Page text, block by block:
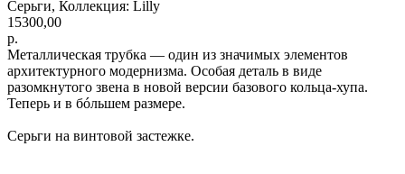
Серьги, Коллекция: Lilly
15300,00
р.
Металлическая трубка — один из значимых элементов
архитектурного модернизма. Особая деталь в виде
разомкнутого звена в новой версии базового кольца-хупа.
Теперь и в бóльшем размере.
Серьги на винтовой застежке.